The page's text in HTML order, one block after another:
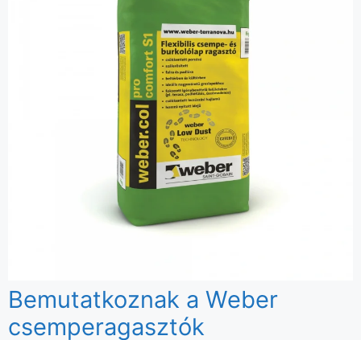
Bemutatkoznak a Weber
csemperagasztók